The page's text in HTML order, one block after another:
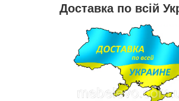
Доставка по всій